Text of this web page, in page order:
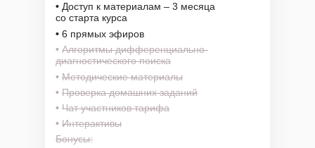
• Доступ к материалам – 3 месяца
со старта курса
• 6 прямых эфиров
• Алгоритмы дифференциально-
диагностического поиска
• Методические материалы
• Проверка домашних заданий
• Чат участников тарифа
• Интерактивы
Бонусы: